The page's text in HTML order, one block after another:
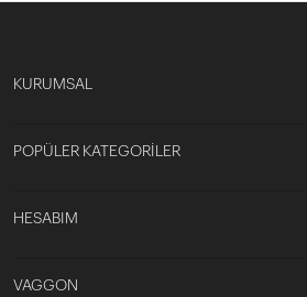
KURUMSAL
POPÜLER KATEGORİLER
HESABIM
VAGGON